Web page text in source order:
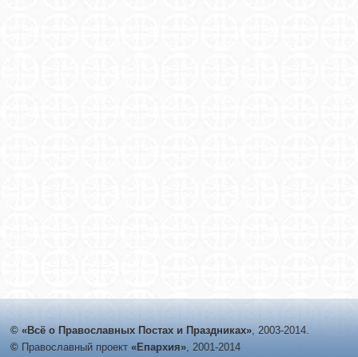
© «Всё о Православных Постах и Праздниках», 2003-2014.
© Православный проект «Епархия», 2001-2014